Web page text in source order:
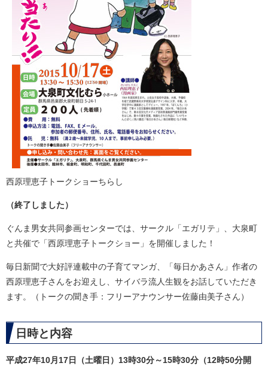
​西原理恵子トークショーちらし
（終了しました）
ぐんま男女共同参画センターでは、サークル「エガリテ」、大泉町
と共催で「西原理恵子トークショー」を開催しました！
毎日新聞で大好評連載中の子育てマンガ、「毎日かあさん」作者の
西原理恵子さんをお迎えし、サイバラ流人生観をお話していただき
ます。（トークの聞き手：フリーアナウンサー佐藤由美子さん）
日時と内容
平成27年10月17日（土曜日）13時30分～15時30分（12時50分開